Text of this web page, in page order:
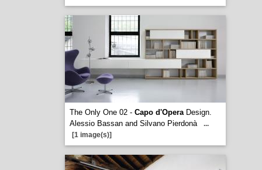
The Only One 02 - Capo d'OperaDesign.
Alessio Bassan and Silvano Pierdonà
...
[1 image(s)]